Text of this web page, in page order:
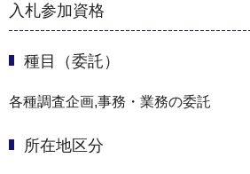
入札参加資格
種目（委託）
各種調査企画,事務・業務の委託
所在地区分